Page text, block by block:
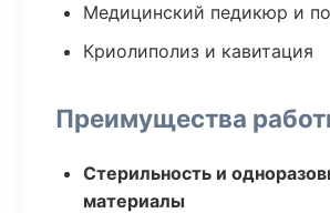
Медицинский педикюр и
Криолиполиз и кавитация
Преимущества
Стерильность и
материалы